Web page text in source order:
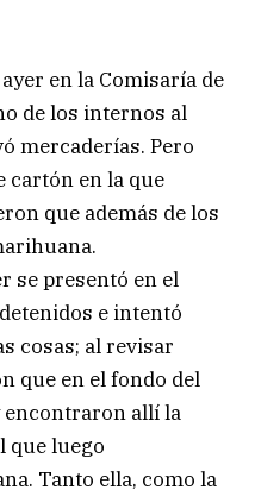
en la Comisaría de
de los internos al
mercaderías. Pero
cartón en la que
que además de los
se presentó en el
e intentó
cosas; al revisar
que en el fondo del
encontraron allí la
que luego
Tanto ella, como la